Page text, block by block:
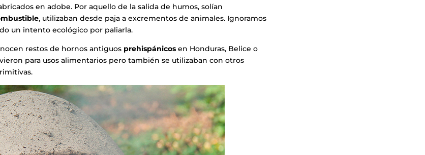
en adobe. Por aquello de la salida de humos, solían
, utilizaban desde paja a excrementos de animales. Ignoramos
un intento ecológico por paliarla.
restos de hornos antiguos prehispánicos en Honduras, Belice o
para usos alimentarios pero también se utilizaban con otros